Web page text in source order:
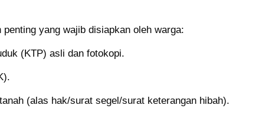
penting yang wajib disiapkan oleh warga:
(KTP) asli dan fotokopi.
(alas hak/surat segel/surat keterangan hibah).